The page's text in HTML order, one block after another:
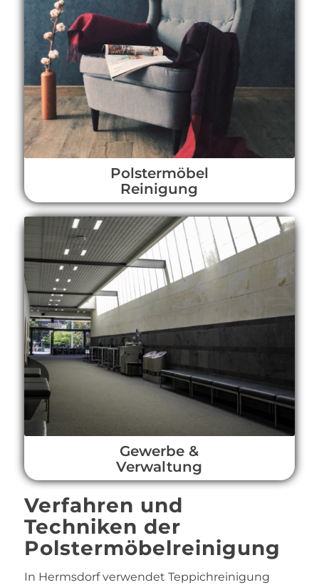
Polstermöbel
Reinigung
Gewerbe &
Verwaltung
Verfahren und
Techniken der
Polstermöbelreinigung
In Hermsdorf verwendet Teppichreinigung